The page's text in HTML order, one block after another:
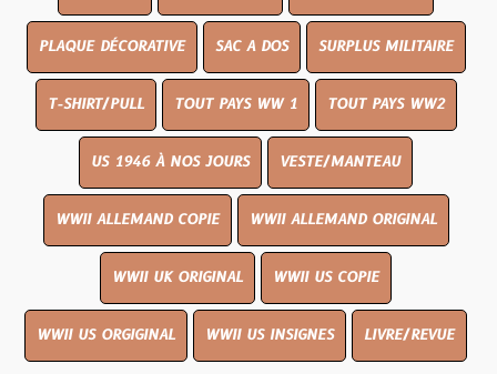
PLAQUE DÉCORATIVE SAC A DOS SURPLUS MILITAIRE
T-SHIRT/PULL TOUT PAYS WW 1 TOUT PAYS WW2
US 1946 À NOS JOURS VESTE/MANTEAU
WWII ALLEMAND COPIE WWII ALLEMAND ORIGINAL
WWII UK ORIGINAL WWII US COPIE
WWII US ORGIGINAL WWII US INSIGNES LIVRE/REVUE